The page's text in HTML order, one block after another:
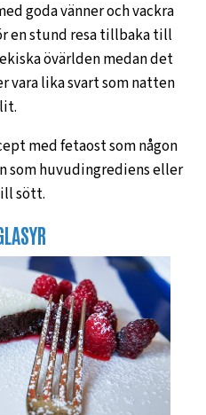
goda vänner och vackra
en stund resa tillbaka till
övärlden medan det
vara lika svart som natten
med fetaost som någon
som huvudingrediens eller
sött.